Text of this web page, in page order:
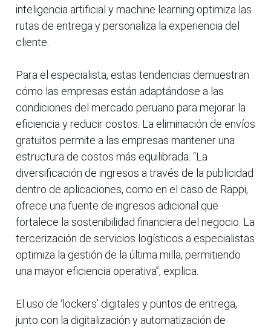
inteligencia artificial y machine learning optimiza las
rutas de entrega y personaliza la experiencia del
cliente.
Para el especialista, estas tendencias demuestran
cómo las empresas están adaptándose a las
condiciones del mercado peruano para mejorar la
eficiencia y reducir costos. La eliminación de envíos
gratuitos permite a las empresas mantener una
estructura de costos más equilibrada. “La
diversificación de ingresos a través de la publicidad
dentro de aplicaciones, como en el caso de Rappi,
ofrece una fuente de ingresos adicional que
fortalece la sostenibilidad financiera del negocio. La
tercerización de servicios logísticos a especialistas
optimiza la gestión de la última milla, permitiendo
una mayor eficiencia operativa”, explica.
El uso de ‘lockers’ digitales y puntos de entrega,
junto con la digitalización y automatización de